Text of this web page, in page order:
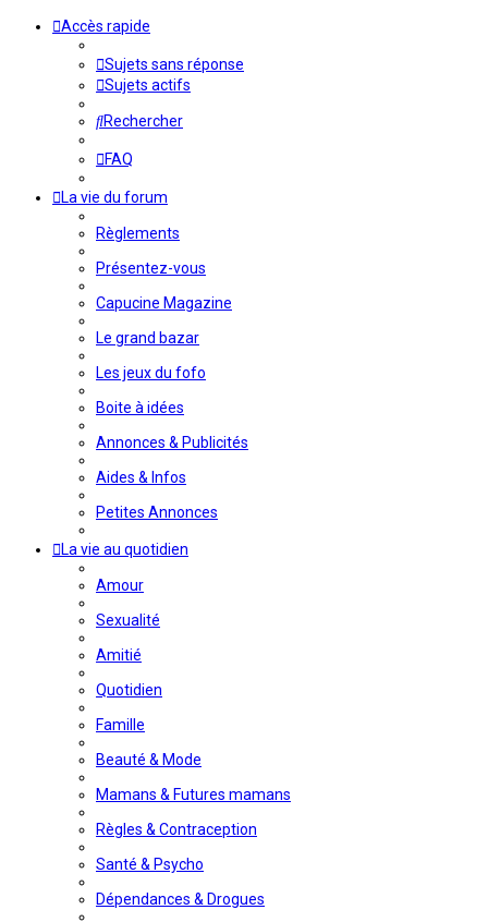
Accès rapide
Sujets sans réponse
Sujets actifs
Rechercher
FAQ
La vie du forum
Règlements
Présentez-vous
Capucine Magazine
Le grand bazar
Les jeux du fofo
Boite à idées
Annonces & Publicités
Aides & Infos
Petites Annonces
La vie au quotidien
Amour
Sexualité
Amitié
Quotidien
Famille
Beauté & Mode
Mamans & Futures mamans
Règles & Contraception
Santé & Psycho
Dépendances & Drogues